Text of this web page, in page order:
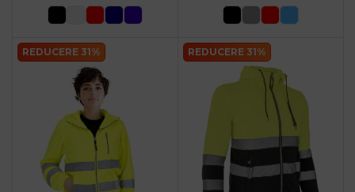
REDUCERE 31% REDUCERE 31%